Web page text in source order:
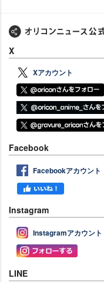
X
Xアカウント
Facebook
Facebookアカウント
Instagram
Instagramアカウント
LINE